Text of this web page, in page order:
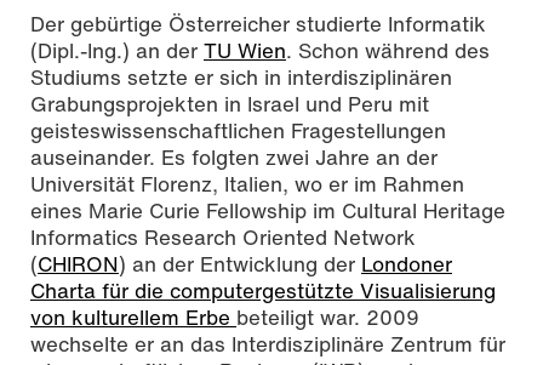
Foto: Vanessa Liebler für mainzed, CC BY-SA 4.0
Der gebürtige Österreicher studierte Informatik
(Dipl.-Ing.) an der TU Wien. Schon während des
Studiums setzte er sich in interdisziplinären
Grabungsprojekten in Israel und Peru mit
geisteswissenschaftlichen Fragestellungen
auseinander. Es folgten zwei Jahre an der
Universität Florenz, Italien, wo er im Rahmen
eines Marie Curie Fellowship im Cultural Heritage
Informatics Research Oriented Network
(CHIRON) an der Entwicklung der Londoner
Charta für die computergestützte Visualisierung
von kulturellem Erbe beteiligt war. 2009
wechselte er an das Interdisziplinäre Zentrum für